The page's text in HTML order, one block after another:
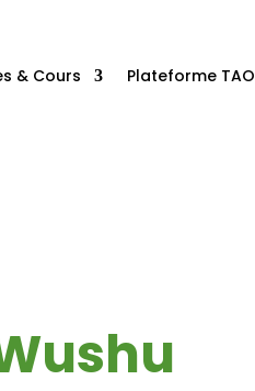
& Cours Plateforme TAO